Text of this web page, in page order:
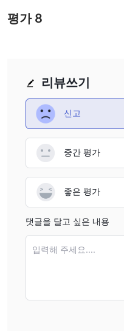
리뷰쓰기
신고
중간 평가
좋은 평가
댓글을 달고 싶은 내용
입력해 주세요....
평가8